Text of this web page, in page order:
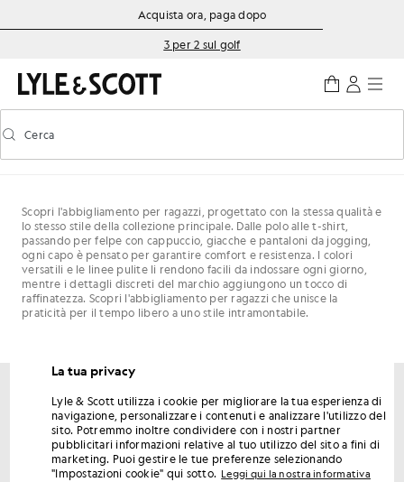
Vai al contenuto principale
Informazioni sull'accessibilitàAcquista ora, paga dopo
3 per 2 sul golf
Attiva/disattiva la ricerca predittiva
Cerca
Scopri l'abbigliamento per ragazzi, progettato con la stessa qualità e
lo stesso stile della collezione principale. Dalle polo alle t-shirt,
passando per felpe con cappuccio, giacche e pantaloni da jogging,
ogni capo è pensato per garantire comfort e resistenza. I colori
versatili e le linee pulite li rendono facili da indossare ogni giorno,
mentre i dettagli discreti del marchio aggiungono un tocco di
raffinatezza. Scopri l'abbigliamento per ragazzi che unisce la
praticità per il tempo libero a uno stile intramontabile.
Ottieni uno sconto del 15% sul tuo primo ordine
Iscriviti per ricevere offerte riservate ai soci, accesso anticipato
e premi.
La tua privacy
Lyle & Scott utilizza i cookie per migliorare la tua esperienza di
navigazione, personalizzare i contenuti e analizzare l'utilizzo del
sito. Potremmo inoltre condividere con i nostri partner
pubblicitari informazioni relative al tuo utilizzo del sito a fini di
marketing. Puoi gestire le tue preferenze selezionando
"Impostazioni cookie" qui sotto. Leggi qui la nostra informativa